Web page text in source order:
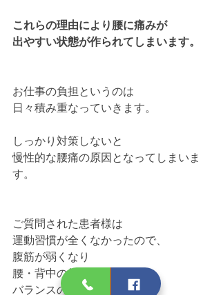
これらの理由により腰に痛みが
出やすい状態が作られてしまいます。
お仕事の負担というのは
日々積み重なっていきます。
しっかり対策しないと
慢性的な腰痛の原因となってしまいま
す。
ご質問された患者様は
運動習慣が全くなかったので、
腹筋が弱くなり
腰・背中の筋肉が固くなった
バランスの悪い姿勢になって